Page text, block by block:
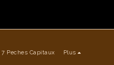
7 Peches Capitaux Plus